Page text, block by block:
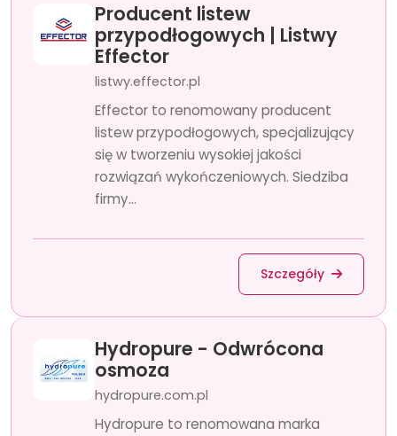
Producent listew
przypodłogowych | Listwy
Effector
listwy.effector.pl
Effector to renomowany producent
listew przypodłogowych, specjalizujący
się w tworzeniu wysokiej jakości
rozwiązań wykończeniowych. Siedziba
firmy...
Szczegóły
Hydropure - Odwrócona
osmoza
hydropure.com.pl
Hydropure to renomowana marka